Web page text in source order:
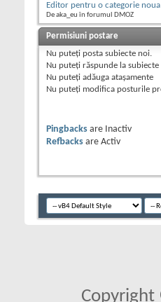
Editor pentru o categorie noua
De aka_eu în forumul DMOZ
Permisiuni postare
Nu puteţi posta subiecte noi.
Nu puteţi răspunde la subiecte
Nu puteţi adăuga ataşamente
Nu puteţi modifica posturile
Pingbacks are
Inactiv
Refbacks are Activ
Copyright